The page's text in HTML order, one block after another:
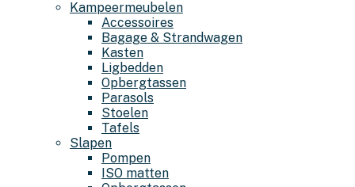
Kampeermeubelen
Accessoires
Bagage & Strandwagen
Kasten
Ligbedden
Opbergtassen
Parasols
Stoelen
Tafels
Slapen
Pompen
ISO matten